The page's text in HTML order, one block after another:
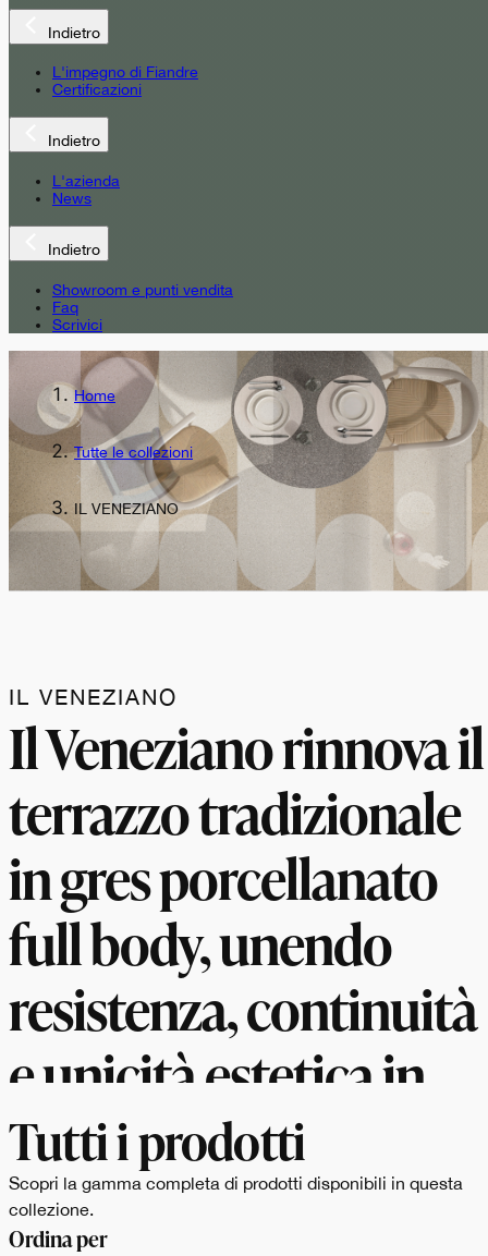
Indietro
L'impegno di Fiandre
Certificazioni
Indietro
L'azienda
News
Indietro
Showroom e punti vendita
Faq
Scrivici
Home
Tutte le collezioni
IL VENEZIANO
IL VENEZIANO
Il Veneziano rinnova il
terrazzo tradizionale
in gres porcellanato
full body, unendo
resistenza, continuità
e unicità estetica in
ogni lastra
Tutti i prodotti
Scopri la gamma completa di prodotti disponibili in questa
collezione.
Ordina per